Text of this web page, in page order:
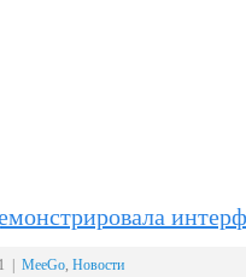
| MeeGo, Новости